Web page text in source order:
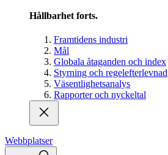
Hållbarhet forts.
Framtidens industri
Mål
Globala åtaganden och index
Styrning och regelefterlevnad
Väsentlighetsanalys
Rapporter och nyckeltal
Webbplatser